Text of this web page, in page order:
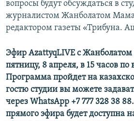
вопросы будут обсуждаться в
журналистом Жанболатом
редактором газеты «Трибуна.
Эфир AzattyqLIVE с
пятницу, 8 апреля, в 15 часов
Программа пройдет на
гостю студии вы можете
через WhatsApp +7 777 328 38
прямого эфира будет доступна